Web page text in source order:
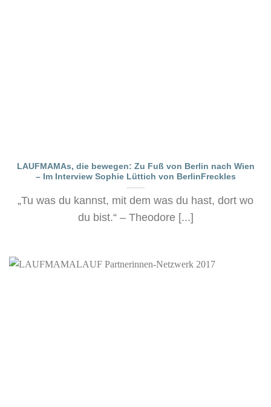
LAUFMAMAs, die bewegen: Zu Fuß von Berlin nach Wien
– Im Interview Sophie Lüttich von BerlinFreckles
„Tu was du kannst, mit dem was du hast, dort wo
du bist.“ – Theodore [...]